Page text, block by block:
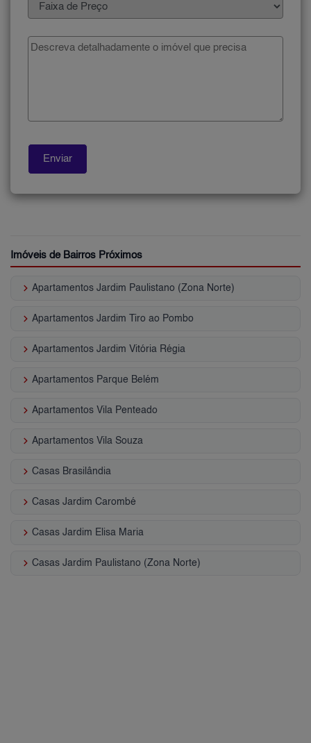
Imóveis de Bairros Próximos
keyboard_arrow_right Apartamentos Jardim Paulistano (Zona Norte)
keyboard_arrow_right Apartamentos Jardim Tiro ao Pombo
keyboard_arrow_right Apartamentos Jardim Vitória Régia
keyboard_arrow_right Apartamentos Parque Belém
keyboard_arrow_right Apartamentos Vila Penteado
keyboard_arrow_right Apartamentos Vila Souza
keyboard_arrow_right Casas Brasilândia
keyboard_arrow_right Casas Jardim Carombé
keyboard_arrow_right Casas Jardim Elisa Maria
keyboard_arrow_right Casas Jardim Paulistano (Zona Norte)